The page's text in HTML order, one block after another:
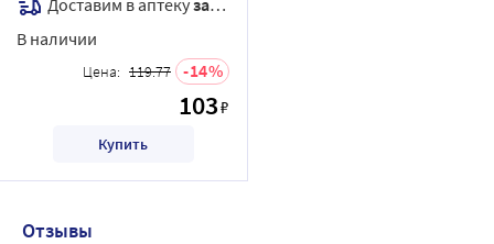
В наличии
Цена: 119.77 14
103₽
Купить
Отзывы